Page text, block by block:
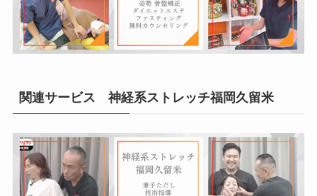
関連サービス 神経系ストレッチ福岡久留米